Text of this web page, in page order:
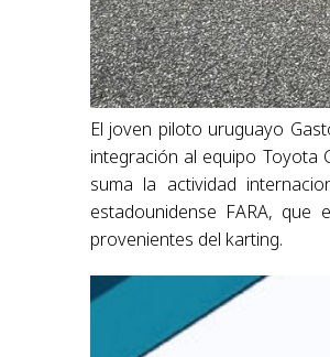
El joven piloto uruguayo
integración al equipo Toyota
suma la actividad
estadounidense FARA,
provenientes del karting.